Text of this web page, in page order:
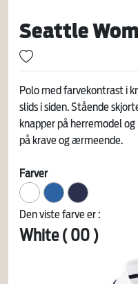
Seattle
Polo med farvekontrast i
slids i siden. Stående
knapper på herremodel
på krave og ærmeende.
Farver
Den viste farve er :
White ( 00 )